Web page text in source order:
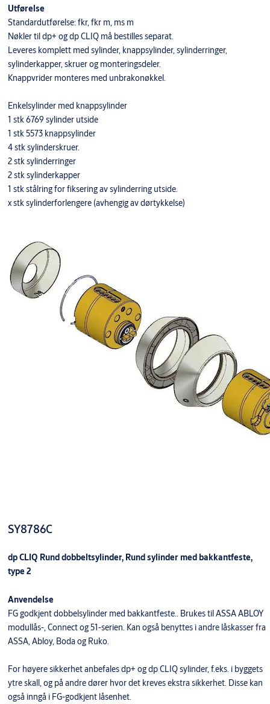
Utførelse
Standardutførelse: fkr, fkr m, ms m
Nøkler til dp+ og dp CLIQ må bestilles separat.
Leveres komplett med sylinder, knappsylinder, sylinderringer,
sylinderkapper, skruer og monteringsdeler.
Knappvrider monteres med unbrakonøkkel.
Enkelsylinder med knappsylinder
1 stk 6769 sylinder utside
1 stk 5573 knappsylinder
4 stk sylinderskruer.
2 stk sylinderringer
2 stk sylinderkapper
1 stk stålring for fiksering av sylinderring utside.
x stk sylinderforlengere (avhengig av dørtykkelse)
SY8786C
dp CLIQ Rund dobbeltsylinder, Rund sylinder med bakkantfeste,
type 2
Anvendelse
FG godkjent dobbelsylinder med bakkantfeste.. Brukes til ASSA ABLOY
modullås-, Connect og 51-serien. Kan også benyttes i andre låskasser fra
ASSA, Abloy, Boda og Ruko.
For høyere sikkerhet anbefales dp+ og dp CLIQ sylinder, f.eks. i byggets
ytre skall, og på andre dører hvor det kreves ekstra sikkerhet. Disse kan
også inngå i FG-godkjent låsenhet.